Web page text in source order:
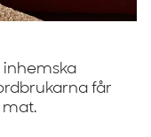
inhemska
får
mat.